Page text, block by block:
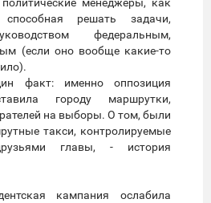
менеджеры, как
решать задачи,
федеральным,
(если оно вообще какие-то
факт: именно оппозиция
городу маршрутки,
на выборы. О том, были
такси, контролируемые
главы, - история
кампания ослабила